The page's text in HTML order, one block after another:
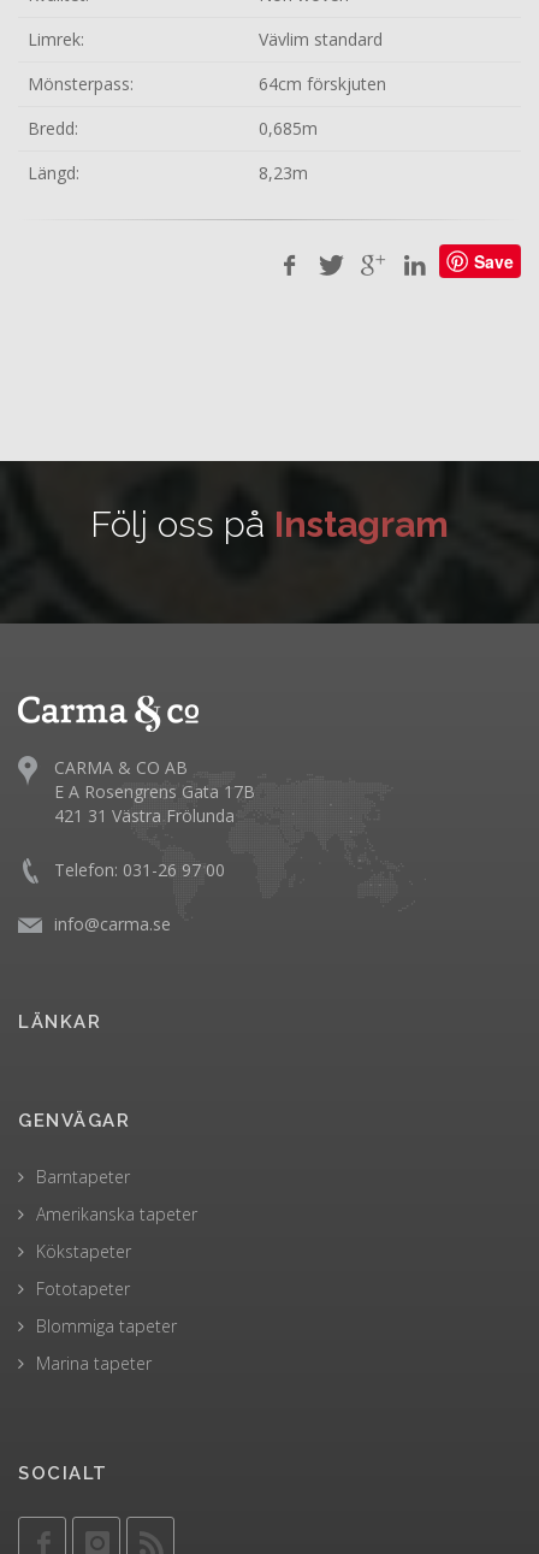
Limrek:
Vävlim standard
Mönsterpass:
64cm förskjuten
Bredd:
0,685m
Längd:
8,23m
Save
Följ oss på Instagram
CARMA & CO AB
E A Rosengrens Gata 17B
421 31 Västra Frölunda
Telefon: 031-26 97 00
info@carma.se
LÄNKAR
GENVÄGAR
Barntapeter
Amerikanska tapeter
Kökstapeter
Fototapeter
Blommiga tapeter
Marina tapeter
SOCIALT